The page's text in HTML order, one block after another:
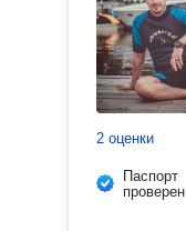
2 оценки
Паспорт
проверен